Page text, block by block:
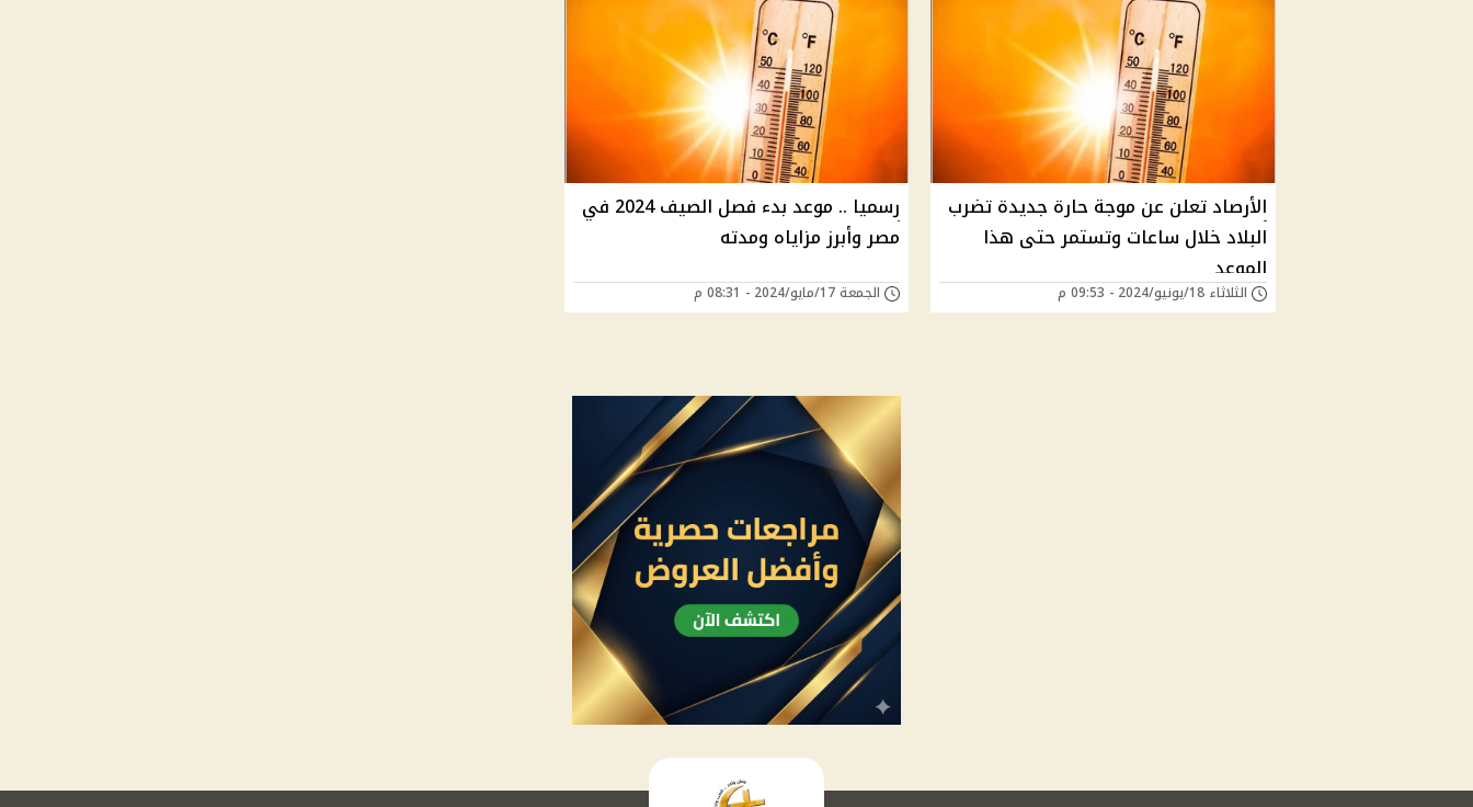
الأرصاد تعلن عن موجة حارة جديدة تضرب
البلاد خلال ساعات وتستمر حتى هذا
الموعد
الثلاثاء 18/يونيو/2024 - 09:53 م
رسميا .. موعد بدء فصل الصيف 2024 في
مصر وأبرز مزاياه ومدته
الجمعة 17/مايو/2024 - 08:31 م